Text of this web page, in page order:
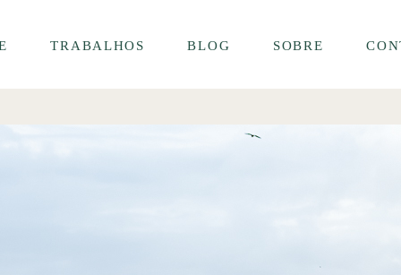
TRABALHOS BLOG SOBRE